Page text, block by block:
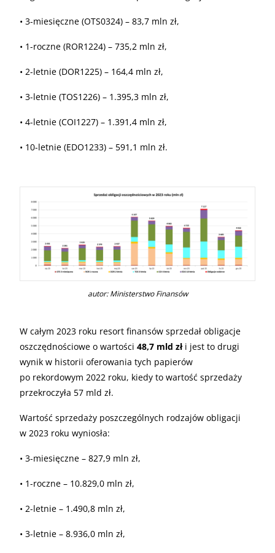
• 3-miesięczne (OTS0324) – 83,7 mln zł,
• 1-roczne (ROR1224) – 735,2 mln zł,
• 2-letnie (DOR1225) – 164,4 mln zł,
• 3-letnie (TOS1226) – 1.395,3 mln zł,
• 4-letnie (COI1227) – 1.391,4 mln zł,
• 10-letnie (EDO1233) – 591,1 mln zł.
autor: Ministerstwo Finansów
W całym 2023 roku resort finansów sprzedał obligacje
oszczędnościowe o wartości 48,7 mld złi jest to drugi
wynik w historii oferowania tych papierów
po rekordowym 2022 roku, kiedy to wartość sprzedaży
przekroczyła 57 mld zł.
Wartość sprzedaży poszczególnych rodzajów obligacji
w 2023 roku wyniosła:
• 3-miesięczne – 827,9 mln zł,
• 1-roczne – 10.829,0 mln zł,
• 2-letnie – 1.490,8 mln zł,
• 3-letnie – 8.936,0 mln zł,